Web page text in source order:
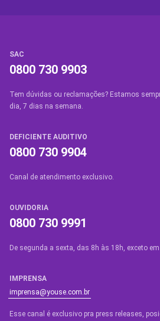
SAC
0800 730 9903
Tem dúvidas ou reclamações? Estamos
dia, 7 dias na semana.
DEFICIENTE AUDITIVO
0800 730 9904
Canal de atendimento exclusivo.
OUVIDORIA
0800 730 9991
De segunda a sexta, das 8h às 18h, exceto
IMPRENSA
imprensa@youse.com.br
Esse canal é exclusivo pra press releases,